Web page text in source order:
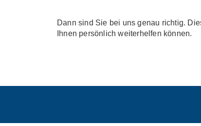
Dann sind Sie bei uns genau richtig.
Ihnen persönlich weiterhelfen können.